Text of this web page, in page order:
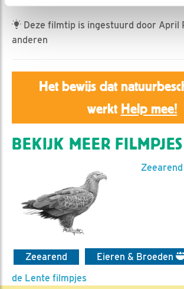
Deze filmtip is ingestuurd door April
anderen
Het bewijs dat
werkt Help mee!
BEKIJK MEER
Zeearend
Zeearend Eieren & Broeden
de Lente filmpjes